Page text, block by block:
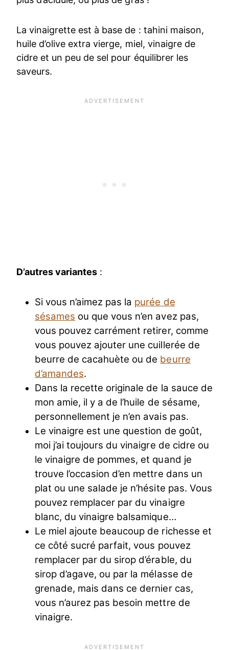
La vinaigrette est à base de : tahini maison,
huile d’olive extra vierge, miel, vinaigre de
cidre et un peu de sel pour équilibrer les
saveurs.
D’autres variantes :
Si vous n’aimez pas la purée de
sésames ou que vous n’en avez pas,
vous pouvez carrément retirer, comme
vous pouvez ajouter une cuillerée de
beurre de cacahuète ou de beurre
d’amandes.
Dans la recette originale de la sauce de
mon amie, il y a de l’huile de sésame,
personnellement je n’en avais pas.
Le vinaigre est une question de goût,
moi j’ai toujours du vinaigre de cidre ou
le vinaigre de pommes, et quand je
trouve l’occasion d’en mettre dans un
plat ou une salade je n’hésite pas. Vous
pouvez remplacer par du vinaigre
blanc, du vinaigre balsamique…
Le miel ajoute beaucoup de richesse et
ce côté sucré parfait, vous pouvez
remplacer par du sirop d’érable, du
sirop d’agave, ou par la mélasse de
grenade, mais dans ce dernier cas,
vous n’aurez pas besoin mettre de
vinaigre.